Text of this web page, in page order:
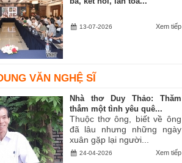
Xem tiếp
13-07-2026
VĂN NGHỆ SĨ
Nhà thơ Duy Thảo: Thăm
thẳm một tình yêu quê...
Thuộc thơ ông, biết về ông
đã lâu nhưng những ngày
xuân gặp lại người...
Xem tiếp
24-04-2026